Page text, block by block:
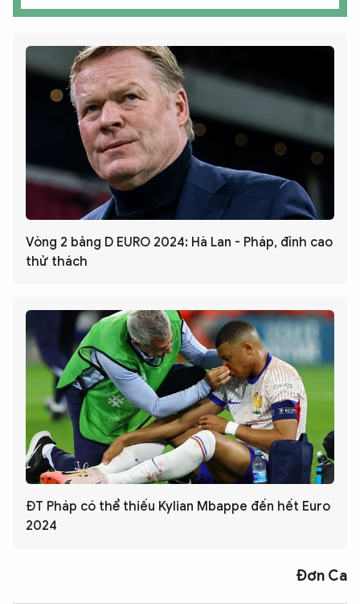
Vòng 2 bảng D EURO 2024: Hà Lan - Pháp, đỉnh cao
thử thách
ĐT Pháp có thể thiếu Kylian Mbappe đến hết Euro
2024
Đơn Ca